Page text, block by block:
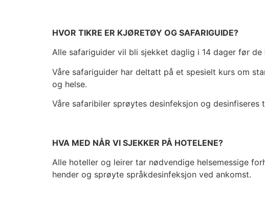
HVOR TIKRE ER KJØRETØY OG SAFARIGUIDE?
Alle safariguider vil bli sjekket daglig i 14 dager før
Våre safariguider har deltatt på et spesielt kurs om
og helse.
Våre safaribiler sprøytes desinfeksjon og
HVA MED NÅR VI SJEKKER PÅ HOTELENE?
Alle hoteller og leirer tar nødvendige helsemessige
hender og sprøyte språkdesinfeksjon ved ankomst.